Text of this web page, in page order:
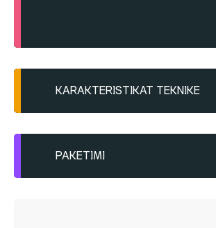
KARAKTERISTIKAT TEKNIKE
përdorimit është 12 muaj nga
prodhimit, kur ruhet në kushte të
PAKETIMI